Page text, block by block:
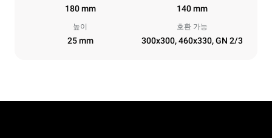
180 mm 140 mm
높이
25 mm
호환 가능
300x300, 460x330, GN 2/3